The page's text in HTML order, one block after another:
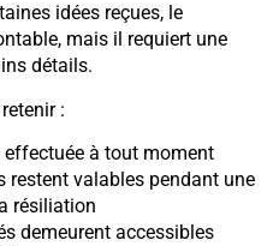
idées reçues, le
mais il requiert une
détails.
:
à tout moment
restent valables pendant une
résiliation
demeurent accessibles